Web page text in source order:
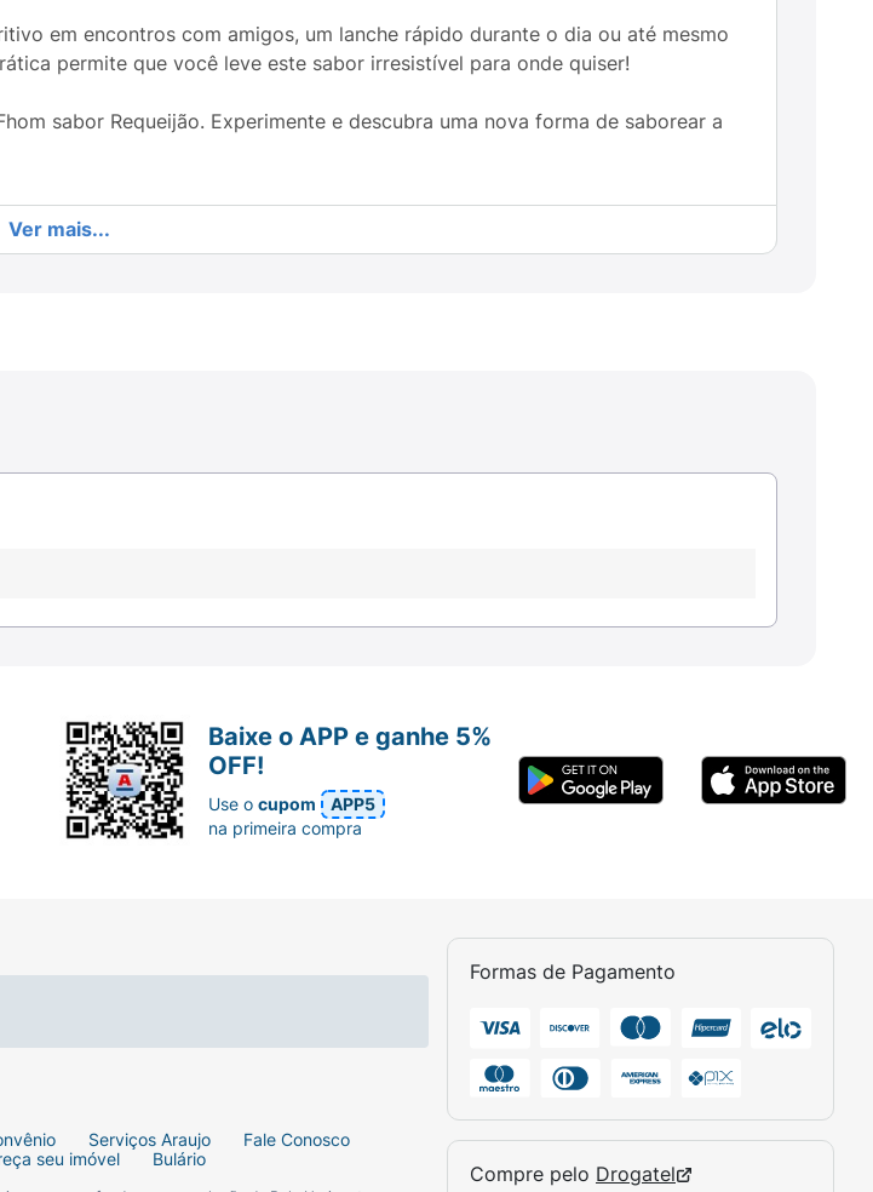
em encontros com amigos, um lanche rápido durante o dia ou até mesmo
permite que você leve este sabor irresistível para onde quiser!
sabor Requeijão. Experimente e descubra uma nova forma de saborear a
Ver mais...
Serviços Araujo
Fale Conosco
seu imóvel Bulário
Formas de Pagamento
Compre pelo Drogatel
Baixe o APP e ganhe 5%
OFF!
Use ocupom
APP5
na primeira compra